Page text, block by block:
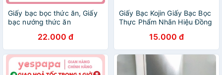
Giấy bạc bọc thức ăn, Giấy
bạc nướng thức ăn
22.000 đ
Giấy Bạc Kojin Giấy Bạc Bọc
Thực Phẩm Nhãn Hiệu Đồng
15.000 đ